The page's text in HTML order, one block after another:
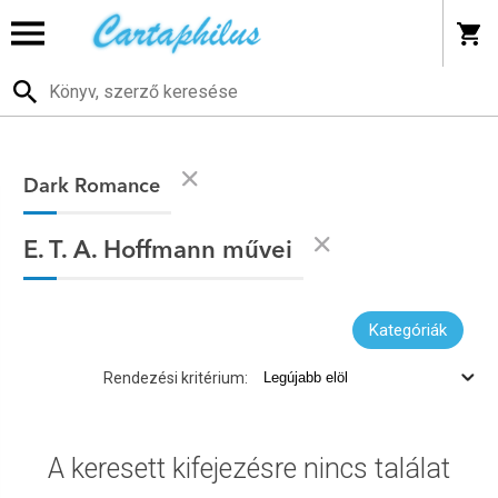
Dark Romance
E. T. A. Hoffmann művei
Kategóriák
Rendezési kritérium:
A keresett kifejezésre nincs találat